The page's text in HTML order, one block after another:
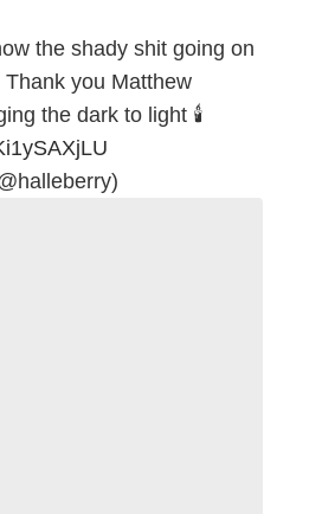
the shady shit going on
you Matthew
the dark to light 🕯️